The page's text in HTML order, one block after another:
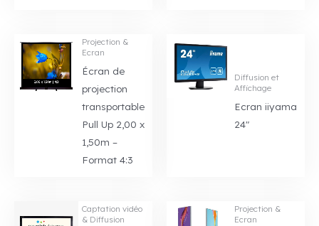
Projection &
Ecran
Écran de
projection
transportable
Pull Up 2,00 x
1,50m –
Format 4:3
Diffusion et
Affichage
Ecran iiyama
24″
Captation vidéo
& Diffusion
Projection &
Ecran